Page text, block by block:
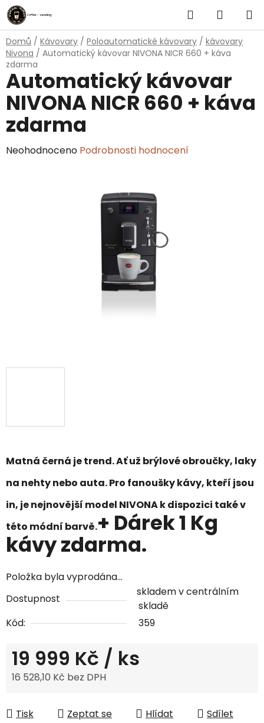
Přejít
na
obsah
Hledat
KOŠÍK
Domů / Kávovary / Poloautomatické kávovary / kávovary
Nivona / Automatický kávovar NIVONA NICR 660 + káva
zdarma
Matná černá je trend. Ať už brýlové obroučky, laky
na nehty nebo auta. Pro fanoušky kávy, kteří jsou
in, je nejnovější model NIVONA k dispozici také v
této módní barvě.+ Dárek 1 Kg
kávy zdarma.
Položka byla vyprodána…
Dostupnost
skladem v centrálním
skladě
Kód:
359
19 999 Kč / ks
16 528,10 Kč bez DPH
Tisk
Zeptat se Hlídat Sdílet
Automatický kávovar
NIVONA NICR 660 + káva
zdarma
Průměrné
Neohodnoceno Podrobnosti hodnocení